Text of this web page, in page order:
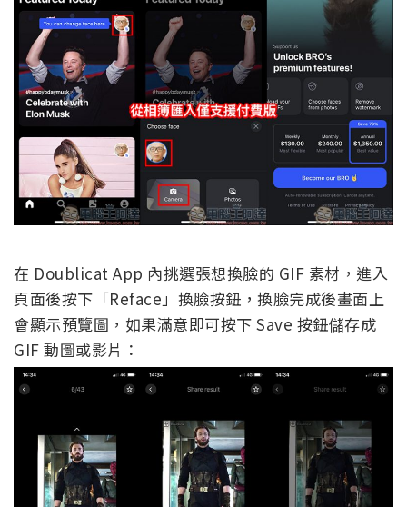
在 Doublicat App 內挑選張想換臉的 GIF 素材，進入
頁面後按下「Reface」換臉按鈕，換臉完成後畫面上
會顯示預覽圖，如果滿意即可按下 Save 按鈕儲存成
GIF 動圖或影片：